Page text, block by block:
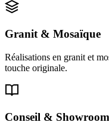
Granit & Mosaïque
Réalisations en granit et
touche originale.
Conseil & Showroom